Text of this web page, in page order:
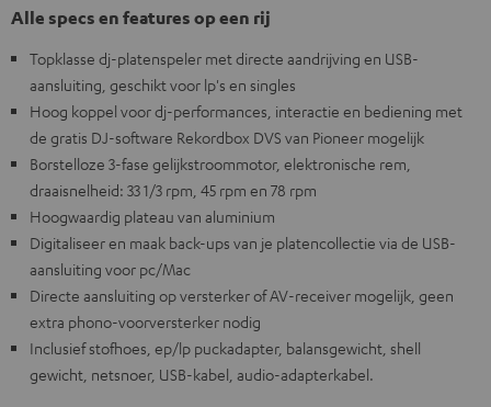
Alle specs en features op een rij
Topklasse dj-platenspeler met directe aandrijving en USB-
aansluiting, geschikt voor lp's en singles
Hoog koppel voor dj-performances, interactie en bediening met
de gratis DJ-software Rekordbox DVS van Pioneer mogelijk
Borstelloze 3-fase gelijkstroommotor, elektronische rem,
draaisnelheid: 33 1/3 rpm, 45 rpm en 78 rpm
Hoogwaardig plateau van aluminium
Digitaliseer en maak back-ups van je platencollectie via de USB-
aansluiting voor pc/Mac
Directe aansluiting op versterker of AV-receiver mogelijk, geen
extra phono-voorversterker nodig
Inclusief stofhoes, ep/lp puckadapter, balansgewicht, shell
gewicht, netsnoer, USB-kabel, audio-adapterkabel.